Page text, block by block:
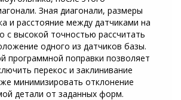
Зная диагонали, размеры
и расстояние между датчиками на
с высокой точностью рассчитать
одного из датчиков базы.
программной поправки позволяет
перекос и заклинивание
минимизировать отклонение
детали от заданных форм.